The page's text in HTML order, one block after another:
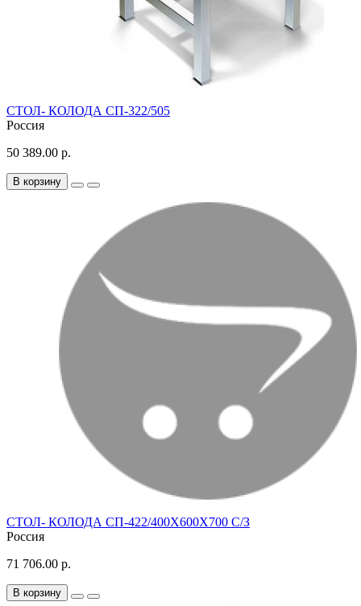
СТОЛ- КОЛОДА СП-322/505
Россия
50 389.00 р.
В корзину
СТОЛ- КОЛОДА СП-422/400Х600Х700 С/З
Россия
71 706.00 р.
В корзину